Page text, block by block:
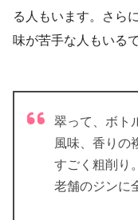
る人もいます。さら
味が苦手な人もいる
翠って、ボト
風味、香りの
すごく粗削り。
老舗のジンに